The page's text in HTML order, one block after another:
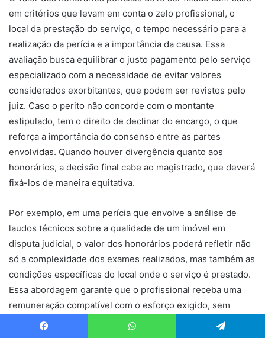
em critérios que levam em conta o zelo profissional, o
local da prestação do serviço, o tempo necessário para a
realização da perícia e a importância da causa. Essa
avaliação busca equilibrar o justo pagamento pelo serviço
especializado com a necessidade de evitar valores
considerados exorbitantes, que podem ser revistos pelo
juiz. Caso o perito não concorde com o montante
estipulado, tem o direito de declinar do encargo, o que
reforça a importância do consenso entre as partes
envolvidas. Quando houver divergência quanto aos
honorários, a decisão final cabe ao magistrado, que deverá
fixá-los de maneira equitativa.
Por exemplo, em uma perícia que envolve a análise de
laudos técnicos sobre a qualidade de um imóvel em
disputa judicial, o valor dos honorários poderá refletir não
só a complexidade dos exames realizados, mas também as
condições específicas do local onde o serviço é prestado.
Essa abordagem garante que o profissional receba uma
remuneração compatível com o esforço exigido, sem
comprometer a viabilidade do processo.